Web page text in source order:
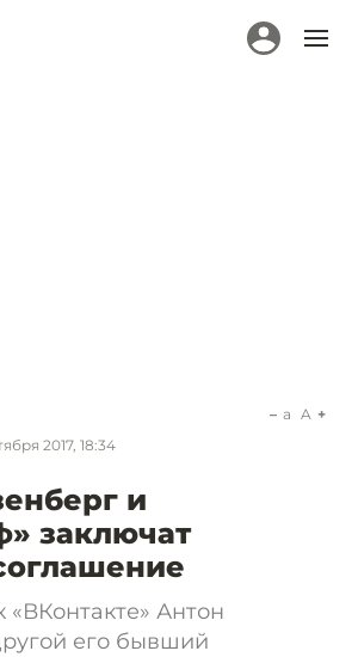
2017, 18:34
a A
и
заключат
«ВКонтакте» Антон
его бывший